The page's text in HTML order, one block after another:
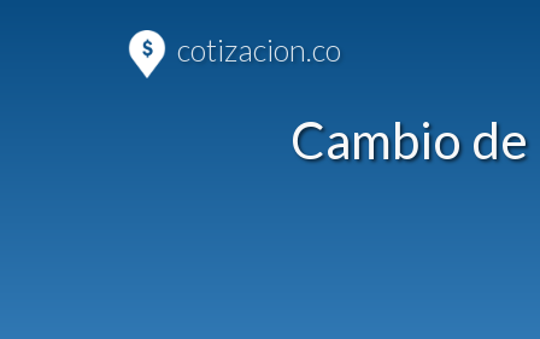
cotizacion.co
Cambio